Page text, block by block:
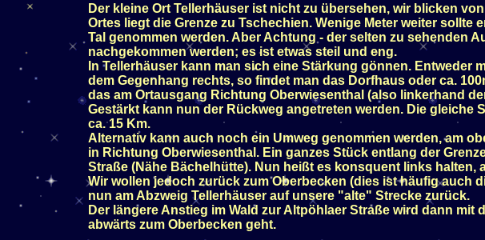
Der kleine Ort Tellerhäuser ist nicht zu übersehen, wir blicken
Ortes liegt die Grenze zu Tschechien. Wenige Meter weiter
Tal genommen werden. Aber Achtung - der selten zu sehenden
nachgekommen werden; es ist etwas steil und eng.
In Tellerhäuser kann man sich eine Stärkung gönnen. Entweder
dem Gegenhang rechts, so findet man das Dorfhaus oder ca.
das am Ortausgang Richtung Oberwiesenthal (also linkerhand
Gestärkt kann nun der Rückweg angetreten werden. Die
ca. 15 Km.
Alternativ kann auch noch ein Umweg genommen werden, am
in Richtung Oberwiesenthal. Ein ganzes Stück entlang der
Straße (Nähe Bächelhütte). Nun heißt es konsquent links halten,
Wir wollen jedoch zurück zum Oberbecken (dies ist häufig auch
nun am Abzweig Tellerhäuser auf unsere "alte" Strecke zurück.
Der längere Anstieg im Wald zur Altpöhlaer Straße wird dann
abwärts zum Oberbecken geht.